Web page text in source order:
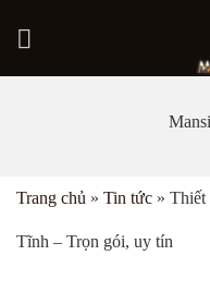
Trang chủ » Tin tức » Thiết
Tĩnh – Trọn gói, uy tín